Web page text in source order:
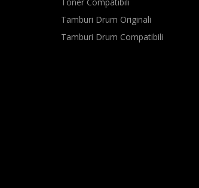
Tamburi Drum Originali
Tamburi Drum Compatibili